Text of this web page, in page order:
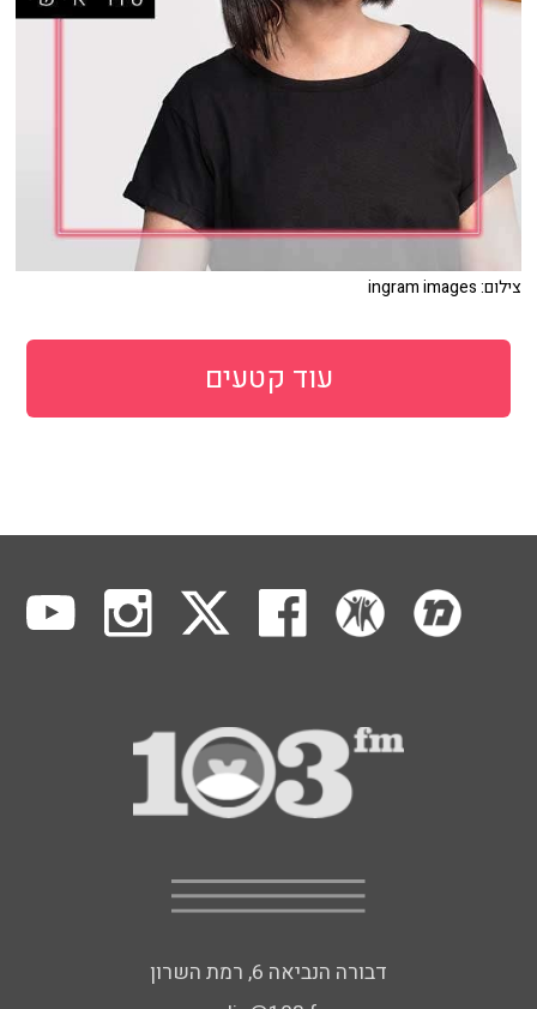
צילום: ingram images
עוד קטעים
דבורה הנביאה 6, רמת השרון